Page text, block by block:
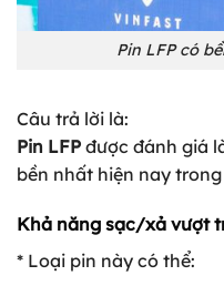
Pin LFP có
Câu trả lời là:
Pin LFP được đánh giá
bền nhất hiện nay
Khả năng sạc/xả vượt
* Loại pin này có thể: